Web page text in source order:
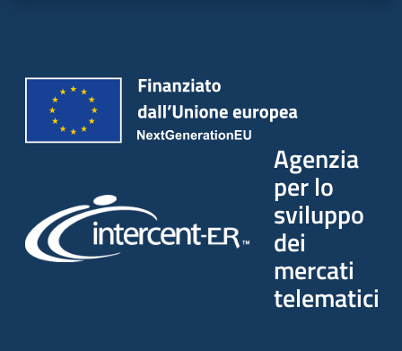
Agenzia
per lo
sviluppo
dei
mercati
telematici